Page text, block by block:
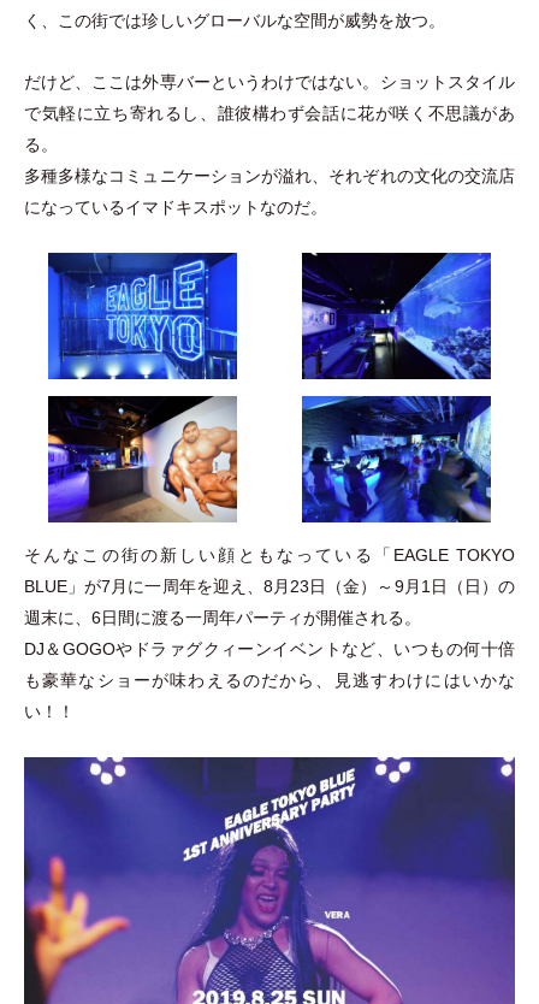
く、この街では珍しいグローバルな空間が威勢を放つ。
だけど、ここは外専バーというわけではない。ショットスタイル
で気軽に立ち寄れるし、誰彼構わず会話に花が咲く不思議があ
る。
多種多様なコミュニケーションが溢れ、それぞれの文化の交流店
になっているイマドキスポットなのだ。
そんなこの街の新しい顔ともなっている 「 EAGLE TOKYO
BLUE 」が7月に一周年を迎え、8月23日 （金） ～9月1日 （ 日 ）の
週末に、6日間に渡る一周年パーティが開催される。
DJ＆GOGOやドラァグクィーンイベントなど、いつもの何十倍
も豪華なショーが味わえるのだから、見逃すわけにはいかな
い！！